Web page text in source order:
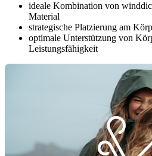
ideale Kombination von
Material
strategische Platzierung am
optimale Unterstützung von
Leistungsfähigkeit